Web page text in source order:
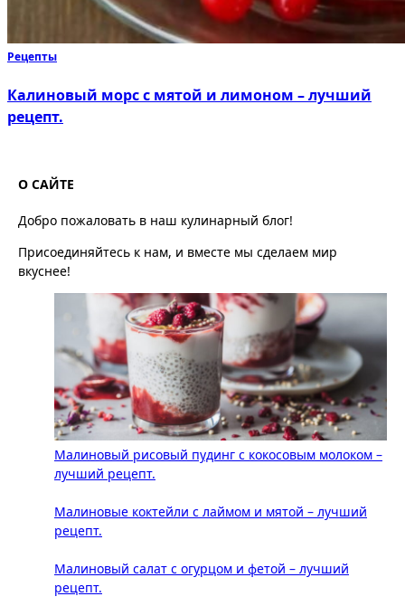
Рецепты
Калиновый морс с мятой и лимоном – лучший
рецепт.
О САЙТЕ
Добро пожаловать в наш кулинарный блог!
Присоединяйтесь к нам, и вместе мы сделаем мир
вкуснее!
Малиновый рисовый пудинг с кокосовым молоком –
лучший рецепт.
Малиновые коктейли с лаймом и мятой – лучший
рецепт.
Малиновый салат с огурцом и фетой – лучший
рецепт.